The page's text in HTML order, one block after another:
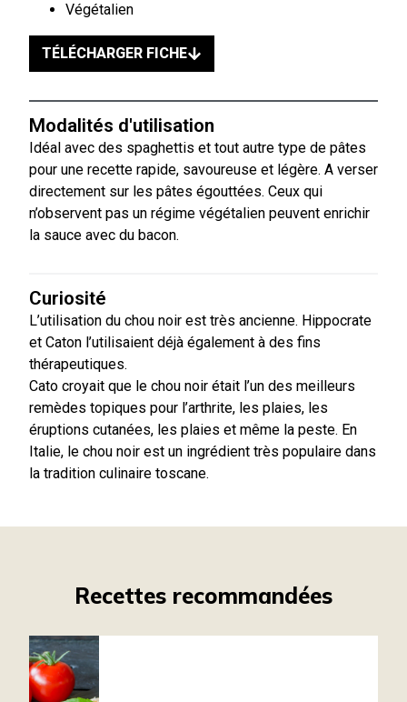
Végétalien
TÉLÉCHARGER FICHE
Modalités d'utilisation
Idéal avec des spaghettis et tout autre type de pâtes
pour une recette rapide, savoureuse et légère. A verser
directement sur les pâtes égouttées. Ceux qui
n’observent pas un régime végétalien peuvent enrichir
la sauce avec du bacon.
Curiosité
L’utilisation du chou noir est très ancienne. Hippocrate
et Caton l’utilisaient déjà également à des fins
thérapeutiques.
Cato croyait que le chou noir était l’un des meilleurs
remèdes topiques pour l’arthrite, les plaies, les
éruptions cutanées, les plaies et même la peste. En
Italie, le chou noir est un ingrédient très populaire dans
la tradition culinaire toscane.
Recettes recommandées